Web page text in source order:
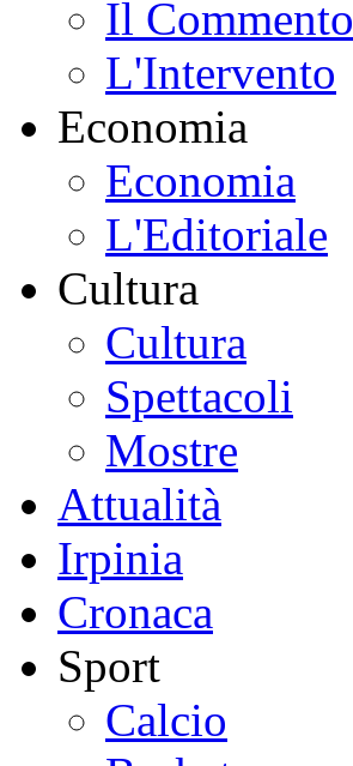
Il Commento
L'Intervento
Economia
Economia
L'Editoriale
Cultura
Cultura
Spettacoli
Mostre
Attualità
Irpinia
Cronaca
Sport
Calcio